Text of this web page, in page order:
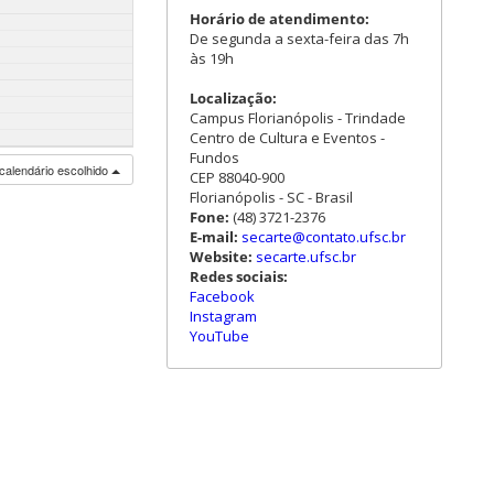
escolhido
Horário de atendimento:
De segunda a sexta-feira das 7h
às 19h
Localização:
Campus Florianópolis - Trindade
Centro de Cultura e Eventos -
Fundos
CEP 88040-900
Florianópolis - SC - Brasil
Fone: (48) 3721-2376
E-mail: secarte@contato.ufsc.br
Website: secarte.ufsc.br
Redes sociais:
Facebook
Instagram
YouTube